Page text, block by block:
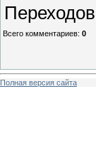
Переходов
Всего комментариев: 0
Полная версия сайта